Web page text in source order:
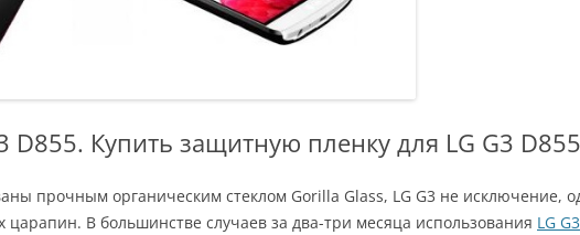
D855. Купить защитную пленку для LG G3 D855
прочным органическим стеклом Gorilla Glass, LG G3 не исключение,
В большинстве случаев за два-три месяца использования LG G3